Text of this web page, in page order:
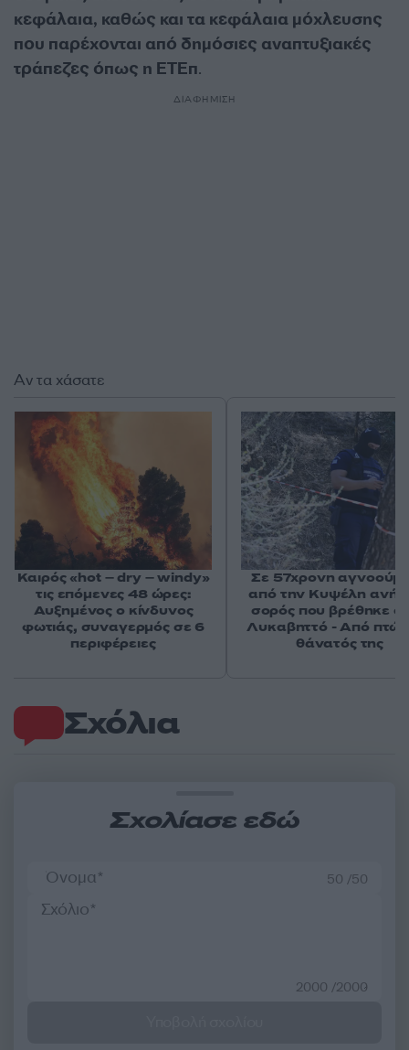
κεφάλαια, καθώς και τα κεφάλαια μόχλευσης
που παρέχονται από δημόσιες αναπτυξιακές
τράπεζες όπως η ΕΤΕπ.
ΔΙΑΦΗΜΙΣΗ
Σχόλια
Σχολίασε εδώ
50 /50
2000 /2000
Αν τα χάσατε
Καιρός «hot – dry – windy»
τις επόμενες 48 ώρες:
Αυξημένος ο κίνδυνος
φωτιάς, συναγερμός σε 6
περιφέρειες
Σε 57χρονη
από την Κυψέλη
σορός που βρέθηκε
Λυκαβηττό - Από
θάνατός της